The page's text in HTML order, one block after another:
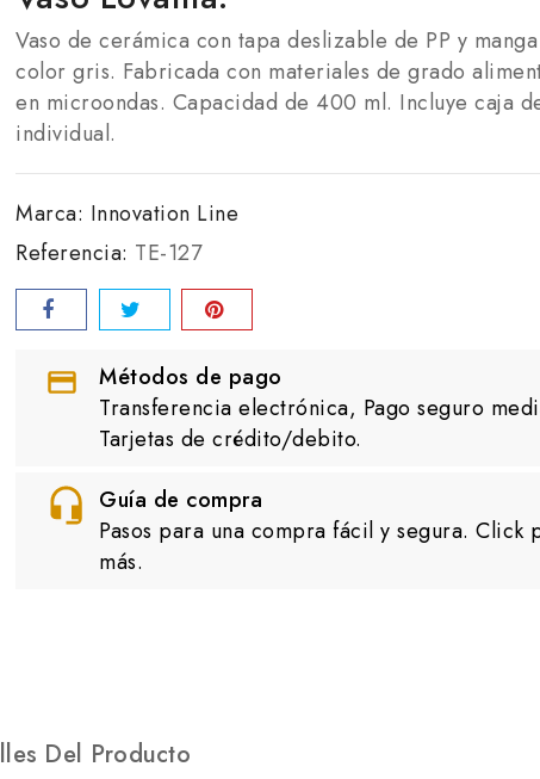
Vaso de cerámica con tapa deslizable de PP y
color gris. Fabricada con materiales de grado
en microondas. Capacidad de 400 ml. Incluye caja
individual.
Marca: Innovation Line
Referencia: TE-127
Métodos de pago
Transferencia electrónica, Pago seguro
Tarjetas de crédito/debito.
Guía de compra
Pasos para una compra fácil y segura. Click
más.
Del Producto